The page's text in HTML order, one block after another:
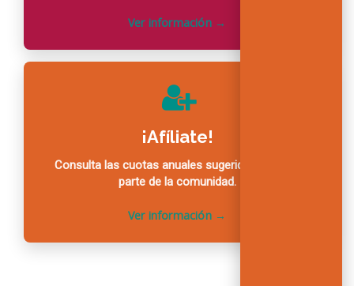
¡Afíliate!
Consulta las cuotas anuales sugeridas y forma
parte de la comunidad.